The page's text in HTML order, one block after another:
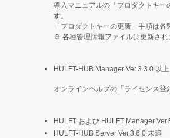
導入マニュアルの「プロダクトキー
す。
「プロダクトキーの更新」手順は
※ 各種管理情報ファイルは更新され
HULFT-HUB Manager Ver.3.3.0 以上
オンラインヘルプの「ライセンス登
HULFT および HULFT Manager
HULFT-HUB Server Ver.3.6.0 未満